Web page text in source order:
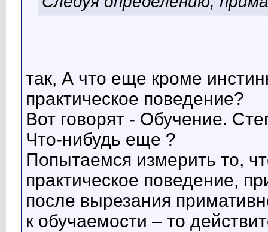
так, А что еще кроме
практическое поведение?
Вот говорят - Обучение.
Что-нибудь еще ?
Попытаемся измерить то,
практическое поведение,
после вырезания
к обучаемости – то